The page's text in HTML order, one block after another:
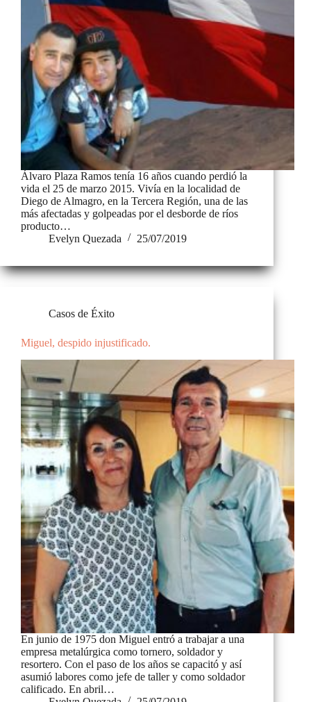
Álvaro Plaza Ramos tenía 16 años cuando perdió la
vida el 25 de marzo 2015. Vivía en la localidad de
Diego de Almagro, en la Tercera Región, una de las
más afectadas y golpeadas por el desborde de ríos
producto…
Evelyn Quezada
25/07/2019
Casos de Éxito
Miguel, despido injustificado.
En junio de 1975 don Miguel entró a trabajar a una
empresa metalúrgica como tornero, soldador y
resortero. Con el paso de los años se capacitó y así
asumió labores como jefe de taller y como soldador
calificado. En abril…